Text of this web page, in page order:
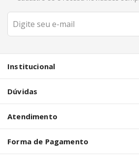
Institucional
Dúvidas
Atendimento
Forma de Pagamento